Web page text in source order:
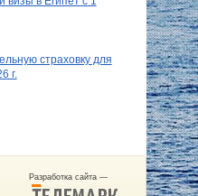
страховку для
г.
Разработка сайта —